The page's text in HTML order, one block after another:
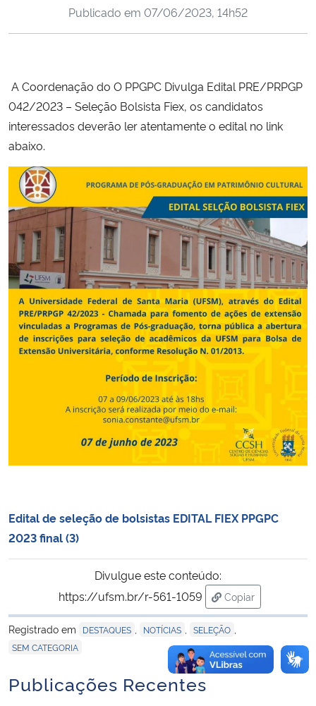
Ministério do Turismo
Ministério do Desenvolvimento Regional
Controladoria-Geral da União
Ministério da Mulher, da Família e dos Direitos Humanos
Secretaria-Geral
Gabinete de Segurança Institucional
Advocacia-Geral da União
Publicado em 07/06/2023, 14h52
A Coordenação do O PPGPC Divulga Edital PRE/PRPGP
042/2023 – Seleção Bolsista Fiex, os candidatos
interessados deverão ler atentamente o edital no link
abaixo.
Edital de seleção de bolsistas EDITAL FIEX PPGPC
2023 final (3)
Divulgue este conteúdo:
https://ufsm.br/r-561-1059
Copiar
para área de
Registrado em
DESTAQUES NOTÍCIAS SELEÇÃO
SEM CATEGORIA
Publicações Recentes